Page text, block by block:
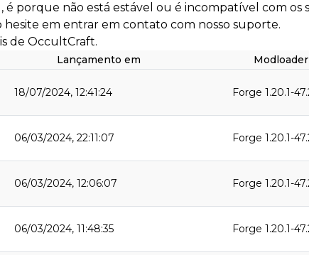
é porque não está estável ou é incompatível com os
hesite em entrar em contato com nosso suporte.
de OccultCraft.
Lançamento em Modloader
18/07/2024, 12:41:24 Forge 1.20.1-
06/03/2024, 22:11:07 Forge 1.20.1-
06/03/2024, 12:06:07 Forge 1.20.1-
06/03/2024, 11:48:35 Forge 1.20.1-